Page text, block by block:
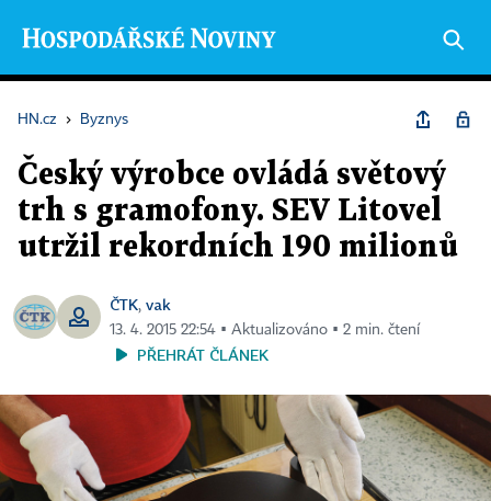
HN.cz › Byznys
Český výrobce ovládá světový
trh s gramofony. SEV Litovel
utržil rekordních 190 milionů
ČTK, vak
13. 4. 2015 22:54 ▪ Aktualizováno ▪ 2 min. čtení
PŘEHRÁT ČLÁNEK